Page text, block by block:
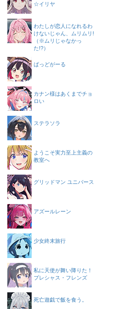
☆イリヤ
わたしが恋人になれるわ
けないじゃん、ムリムリ!
（※ムリじゃなかっ
た!?）
ばっどがーる
カナン様はあくまでチョ
ロい
ステラソラ
ようこそ実力至上主義の
教室へ
グリッドマン ユニバース
アズールレーン
少女終末旅行
私に天使が舞い降りた！
プレシャス・フレンズ
死亡遊戯で飯を食う。